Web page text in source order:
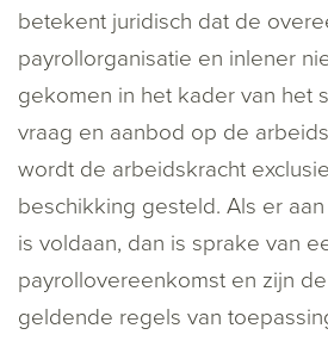
betekent juridisch dat de
payrollorganisatie en inlener
gekomen in het kader van het
vraag en aanbod op de
wordt de arbeidskracht
beschikking gesteld. Als er
is voldaan, dan is sprake van
payrollovereenkomst en zijn
geldende regels van